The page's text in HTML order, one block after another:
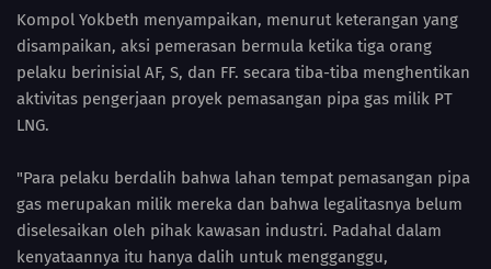
Kompol Yokbeth menyampaikan, menurut keterangan yang
disampaikan, aksi pemerasan bermula ketika tiga orang
pelaku berinisial AF, S, dan FF. secara tiba-tiba menghentikan
aktivitas pengerjaan proyek pemasangan pipa gas milik PT
LNG.
"Para pelaku berdalih bahwa lahan tempat pemasangan pipa
gas merupakan milik mereka dan bahwa legalitasnya belum
diselesaikan oleh pihak kawasan industri. Padahal dalam
kenyataannya itu hanya dalih untuk mengganggu,